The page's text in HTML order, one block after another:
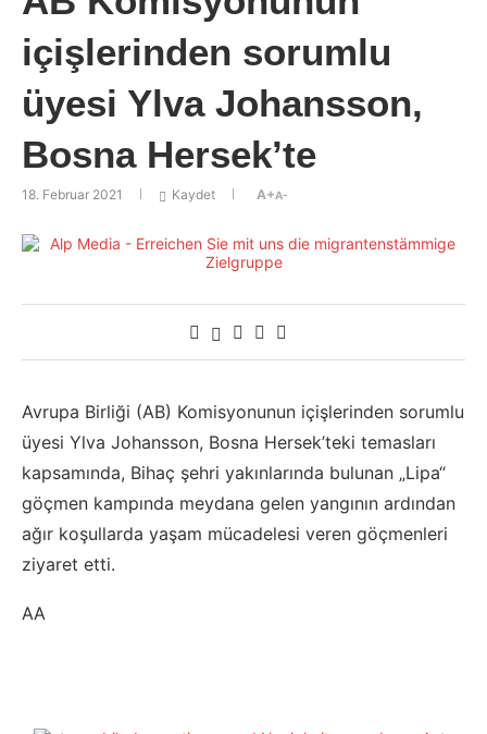
içişlerinden sorumlu
üyesi Ylva Johansson,
Bosna Hersek’te
18. Februar 2021 Kaydet A+A-
Avrupa Birliği (AB) Komisyonunun içişlerinden sorumlu
üyesi Ylva Johansson, Bosna Hersek’teki temasları
kapsamında, Bihaç şehri yakınlarında bulunan „Lipa“
göçmen kampında meydana gelen yangının ardından
ağır koşullarda yaşam mücadelesi veren göçmenleri
ziyaret etti.
AA